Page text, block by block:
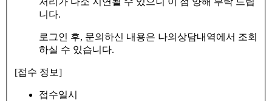
니다.
로그인 후, 문의하신 내용은 나의상담내역에서 조회
하실 수 있습니다.
[접수 정보]
접수일시